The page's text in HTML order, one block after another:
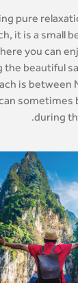
pure
it is a
you can
the beautiful
is
can
during